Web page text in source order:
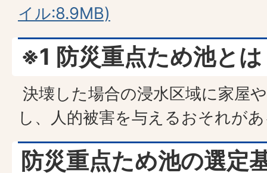
イル:8.9MB)
※1 防災重点ため池とは
決壊した場合の浸水区域に家屋
し、人的被害を与えるおそれが
防災重点ため池の選定